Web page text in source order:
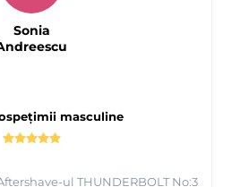
masculine
ul THUNDERBOLT No:3
Sonia